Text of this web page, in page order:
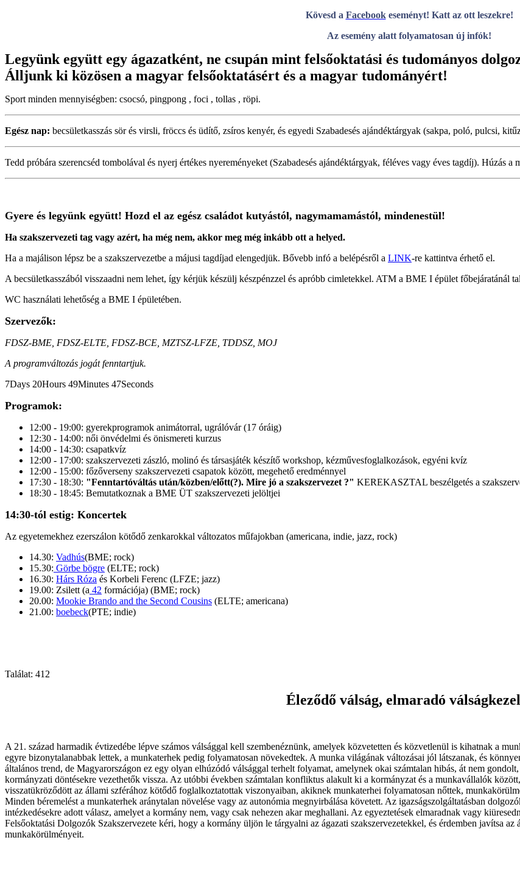
Kövesd a Facebookeseményt! Katt az ott leszekre!
Az esemény alatt folyamatosan új infók!
Legyünk együtt egy ágazatként, ne csupán mint felsőoktatási és tudományos
Álljunk ki közösen a magyar felsőoktatásért és a magyar tudományért!
Sport minden mennyiségben: csocsó, pingpong , foci , tollas , röpi.
Egész nap: becsületkasszás sör és virsli, fröccs és üdítő, zsíros kenyér, és egyedi Szabadesés ajándéktárgyak (sakpa, poló, pulcsi,
Tedd próbára szerencséd tombolával és nyerj értékes nyereményeket (Szabadesés ajándéktárgyak, féléves vagy éves tagdíj). Húzás a
Gyere és legyünk együtt! Hozd el az egész családot kutyástól, nagymamamástól, mindenestül!
Ha szakszervezeti tag vagy azért, ha még nem, akkor meg még inkább ott a helyed.
Ha a majálison lépsz be a szakszervezetbe a májusi tagdíjad elengedjük. Bővebb infó a belépésről a LINK-re kattintva érhető el.
A becsületkasszából visszaadni nem lehet, így kérjük készülj készpénzzel és apróbb cimletekkel. ATM a BME I épület főbejáratánál
WC használati lehetőség a BME I épületében.
Szervezők:
FDSZ-BME, FDSZ-ELTE, FDSZ-BCE, MZTSZ-LFZE, TDDSZ, MOJ
A programváltozás jogát fenntartjuk.
7Days 20Hours 49Minutes 47Seconds
Programok:
12:00 - 19:00: gyerekprogramok animátorral, ugrálóvár (17 óráig)
12:30 - 14:00: női önvédelmi és önismereti kurzus
14:00 - 14:30: csapatkvíz
12:00 - 17:00: szakszervezeti zászló, molinó és társasjáték készítő workshop, kézművesfoglalkozások, egyéni kvíz
12:00 - 15:00: főzőverseny szakszervezeti csapatok között, megehető eredménnyel
17:30 - 18:30: "Fenntartóváltás után/közben/előtt(?). Mire jó a szakszervezet ?" KEREKASZTAL beszélgetés a
18:30 - 18:45: Bemutatkoznak a BME ÜT szakszervezeti jelöltjei
14:30-tól estig: Koncertek
Az egyetemekhez ezerszálon kötődő zenkarokkal változatos műfajokban (americana, indie, jazz, rock)
14.30: Vadhús(BME; rock)
15.30: Görbe bögre (ELTE; rock)
16.30: Hárs Róza és Korbeli Ferenc (LFZE; jazz)
19.00: Zsilett (a 42 formációja) (BME; rock)
20.00: Mookie Brando and the Second Cousins (ELTE; americana)
21.00: boebeck(PTE; indie)
Találat: 412
Éleződő válság, elmaradó
A 21. század harmadik évtizedébe lépve számos válsággal kell szembenéznünk, amelyek közvetetten és közvetlenül is kihatnak a
egyre bizonytalanabbak lettek, a munkaterhek pedig folyamatosan növekedtek. A munka világának változásai jól látszanak, és
általános trend, de Magyarországon ez egy olyan elhúzódó válsággal terhelt folyamat, amelynek okai számtalan hibás, át nem
kormányzati döntésekre vezethetők vissza. Az utóbbi években számtalan konfliktus alakult ki a kormányzat és a munkavállalók
visszatükröződött az állami szférához kötődő foglalkoztatottak viszonyaiban, akiknek munkaterhei folyamatosan nőttek,
Minden béremelést a munkaterhek aránytalan növelése vagy az autonómia megnyirbálása követett. Az igazságszolgáltatásban
intézkedésekre adott válasz, amelyet a kormány nem, vagy csak nehezen akar meghallani. Az egyeztetések elmaradnak vagy
Felsőoktatási Dolgozók Szakszervezete kéri, hogy a kormány üljön le tárgyalni az ágazati szakszervezetekkel, és érdemben javítsa
munkakörülményeit.